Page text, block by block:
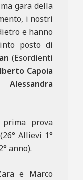
gara della
i nostri
e hanno
posto di
(Esordienti
Capoia
Alessandra
prova
(26° Allievi 1°
anno).
e Marco